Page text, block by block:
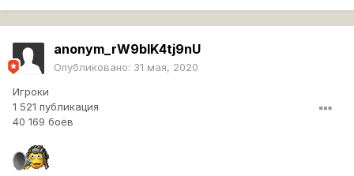
anonym_rW9bIK4tj9nU
Опубликовано: 31 мая, 2020
Игроки
1 521 публикация
40 169 боёв